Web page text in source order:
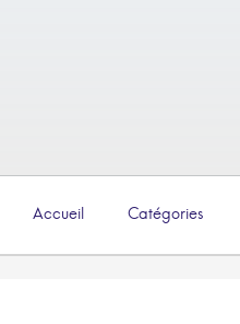
Accueil Catégories